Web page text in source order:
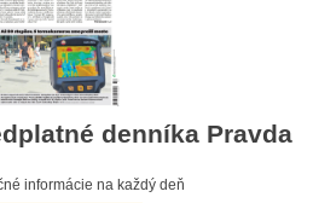
denníka Pravda
informácie na každý deň